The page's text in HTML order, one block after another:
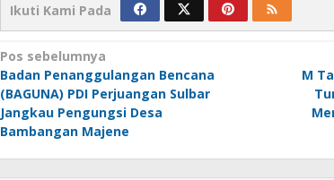
Ikuti Kami Pada
Navigasi
pos
Pos sebelumnya
Badan Penanggulangan Bencana
(BAGUNA) PDI Perjuangan Sulbar
Jangkau Pengungsi Desa
Bambangan Majene
M